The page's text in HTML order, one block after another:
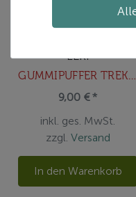
LEKI
GUMMIPUFFER TREKKING
9,00 € *
inkl. ges. MwSt.
zzgl. Versand
In den Warenkorb